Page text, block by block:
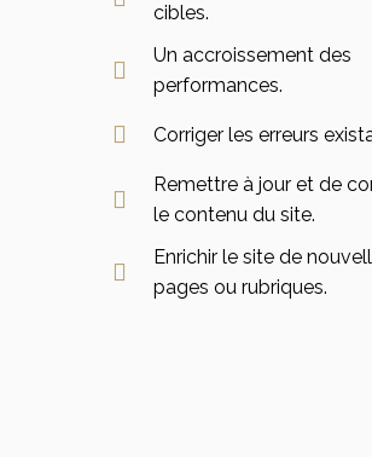
cibles.
Un accroissement des
performances.
Corriger les erreurs
Remettre à jour et de
le contenu du site.
Enrichir le site de
pages ou rubriques.